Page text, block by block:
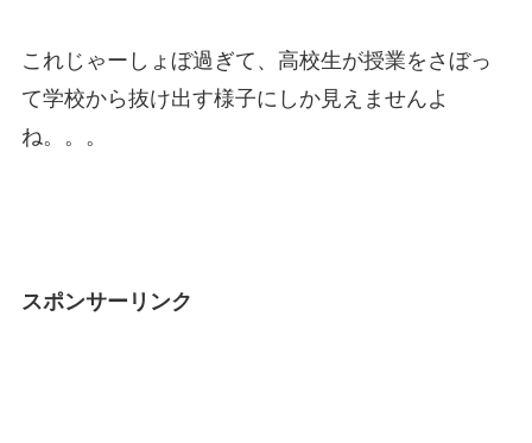
これじゃーしょぼ過ぎて、高校生が授業をさぼっ
て学校から抜け出す様子にしか見えませんよ
ね。。。
スポンサーリンク